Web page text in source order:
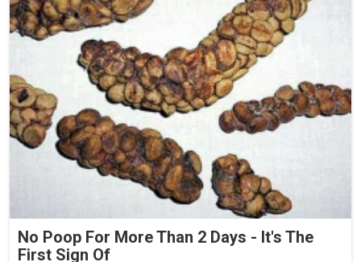
No Poop For More Than 2 Days - It's The
First Sign Of